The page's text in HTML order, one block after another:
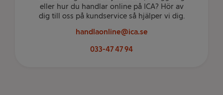
eller hur du handlar online på ICA? Hör av
dig till oss på kundservice så hjälper vi dig.
handlaonline@ica.se
033-47 47 94